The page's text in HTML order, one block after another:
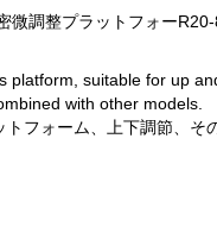
微調整プラットフォー
platform, suitable for up
with other models.
トフォーム、上下調節、そ